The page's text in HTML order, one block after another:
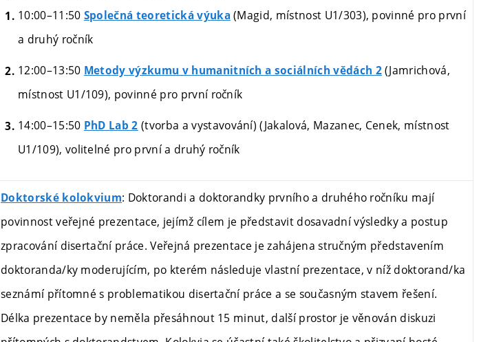
10:00–11:50 Společná teoretická výuka (Magid, místnost U1/303), povinné pro první
a druhý ročník
12:00–13:50 Metody výzkumu v humanitních a sociálních vědách 2 (Jamrichová,
místnost U1/109), povinné pro prvníročník
14:00–15:50 PhD Lab 2 (tvorba a vystavování) (Jakalová, Mazanec, Cenek, místnost
U1/109), volitelné pro první a druhý ročník
Doktorské kolokvium: Doktorandi a doktorandky prvního a druhého ročníku mají
povinnost veřejné prezentace, jejímž cílem je představit dosavadní výsledky a postup
zpracování disertační práce. Veřejná prezentace je zahájena stručným představením
doktoranda/ky moderujícím, po kterém následuje vlastní prezentace, v níž doktorand/ka
seznámí přítomné s problematikou disertační práce a se současným stavem řešení.
Délka prezentace by neměla přesáhnout 15 minut, další prostor je věnován diskuzi